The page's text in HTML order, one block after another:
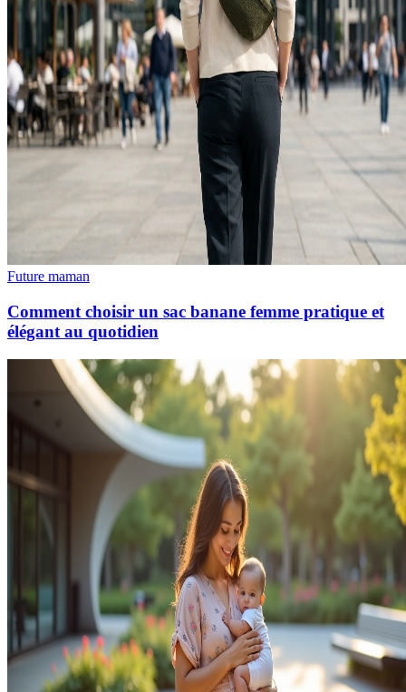
Future maman
Comment choisir un sac banane femme pratique et
élégant au quotidien